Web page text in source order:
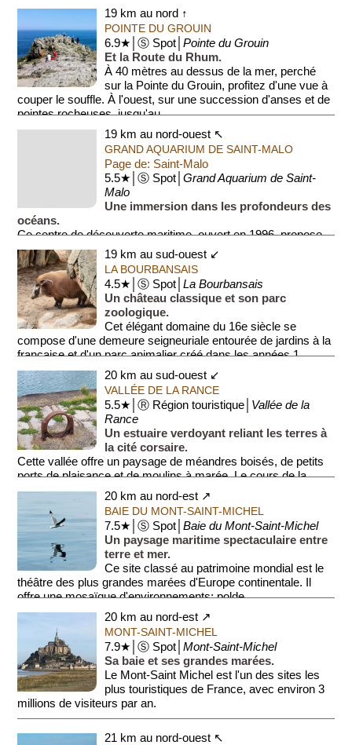
19 km au nord ↑
POINTE DU GROUIN
6.9★│Ⓢ Spot│Pointe du Grouin
Et la Route du Rhum.
À 40 mètres au dessus de la mer, perché
sur la Pointe du Grouin, profitez d'une vue à
couper le souffle. À l'ouest, sur une succession d'anses et de
pointes rocheuses, jusqu'au ...
19 km au nord-ouest ↖
GRAND AQUARIUM DE SAINT-MALO
Page de: Saint-Malo
5.5★│Ⓢ Spot│Grand Aquarium de Saint-
Malo
Une immersion dans les profondeurs des
océans.
Ce centre de découverte maritime, ouvert en 1996, propose
un voyage à travers les écosystèmes marins du monde
entier. Parmi ses attractions phares, un...
19 km au sud-ouest ↙
LA BOURBANSAIS
4.5★│Ⓢ Spot│La Bourbansais
Un château classique et son parc
zoologique.
Cet élégant domaine du 16e siècle se
compose d'une demeure seigneuriale entourée de jardins à la
française et d'un parc animalier créé dans les années 1...
20 km au sud-ouest ↙
VALLÉE DE LA RANCE
5.5★│Ⓡ Région touristique│ Vallée de la
Rance
Un estuaire verdoyant reliant les terres à
la cité corsaire.
Cette vallée offre un paysage de méandres boisés, de petits
ports de plaisance et de moulins à marée. Le cours de la
rivière est marqué...20 km au nord-est ↗
BAIE DU MONT-SAINT-MICHEL
7.5★│Ⓢ Spot│Baie du Mont-Saint-Michel
Un paysage maritime spectaculaire entre
terre et mer.
Ce site classé au patrimoine mondial est le
théâtre des plus grandes marées d'Europe continentale. Il
offre une mosaïque d'environnements: polde...
20 km au nord-est ↗
MONT-SAINT-MICHEL
7.9★│Ⓢ Spot│Mont-Saint-Michel
Sa baie et ses grandes marées.
Le Mont-Saint Michel est l'un des sites les
plus touristiques de France, avec environ 3
millions de visiteurs par an.
C'est un site remarquable car deux fois p...
21 km au nord-ouest ↖